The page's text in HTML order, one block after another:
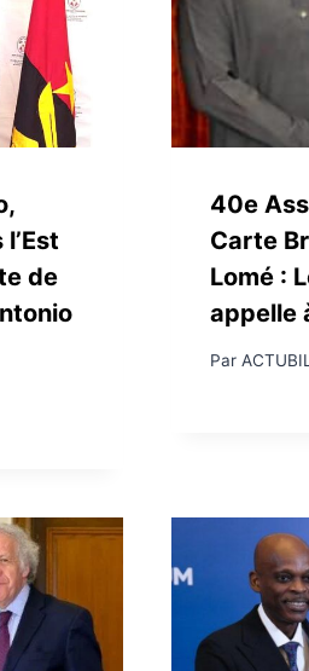
de
40e
Carte
Lomé :
appelle
Par